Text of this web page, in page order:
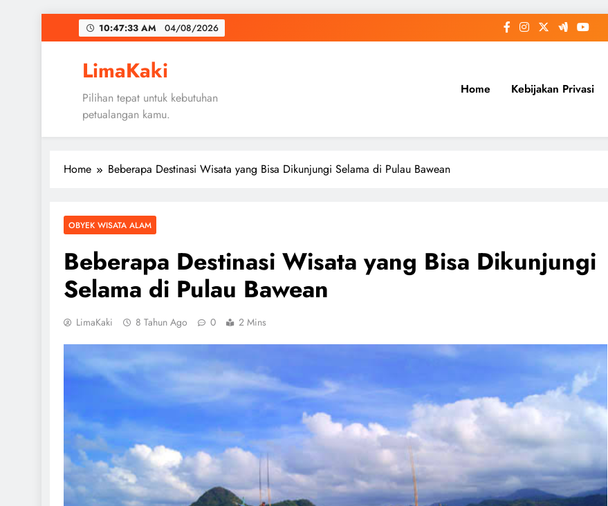
to
10:47:34 AM 04/08/2026
LimaKaki
Pilihan tepat untuk kebutuhan
petualangan kamu.
Home Kebijakan Privasi
Home Beberapa Destinasi Wisata yang Bisa Dikunjungi Selama di Pulau Bawean
OBYEK WISATA ALAM
Beberapa Destinasi Wisata yang Bisa Dikunjungi
Selama di Pulau Bawean
LimaKaki 8 Tahun Ago 0 2 Mins